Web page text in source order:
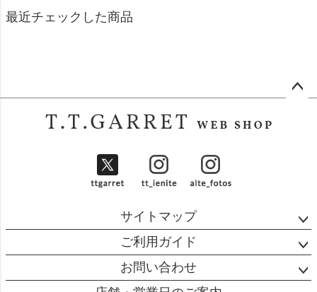
最近チェックした商品
サイトマップ
ご利用ガイド
お問い合わせ